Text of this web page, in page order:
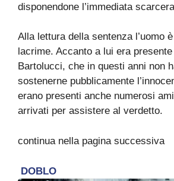
disponendone l’immediata
Alla lettura della sentenza l’uomo
lacrime. Accanto a lui era
Bartolucci, che in questi anni non
sostenerne pubblicamente
erano presenti anche numerosi
arrivati per assistere al verdetto.
continua nella pagina successiva